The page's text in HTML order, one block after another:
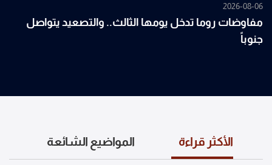
2026-08-06
مفاوضات روما تدخل يومها الثالث.. والتصعيد يتواصل
جنوباً
الأكثر قراءة المواضيع الشائعة